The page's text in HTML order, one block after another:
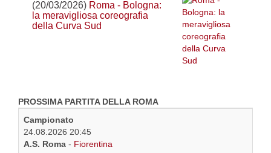
(20/03/2026) Roma - Bologna:
la meravigliosa coreografia
della Curva Sud
PROSSIMA PARTITA DELLA ROMA
Campionato
24.08.2026 20:45
A.S. Roma - Fiorentina